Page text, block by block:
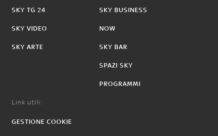
SKY TG 24
SKY VIDEO
SKY ARTE
SKY BUSINESS
NOW
SKY BAR
SPAZI SKY
PROGRAMMI
Link utili:
GESTIONE COOKIE